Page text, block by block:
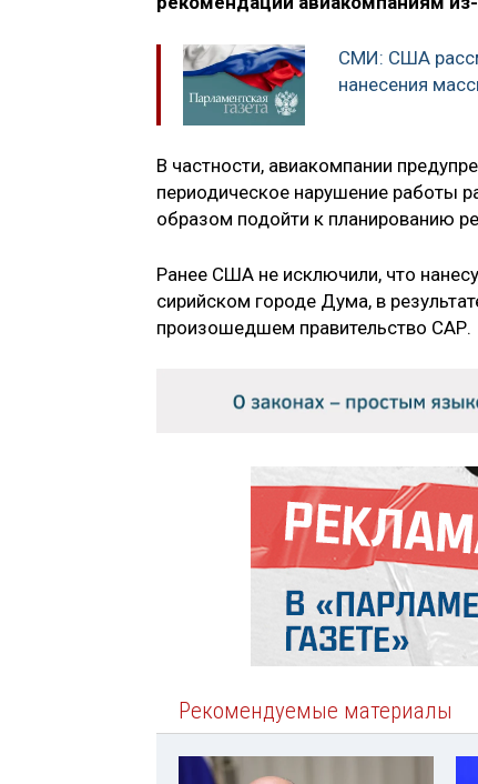
СМИ: США
нанесения
В частности, авиакомпании
периодическое нарушение работы
образом подойти к планированию
Ранее США не исключили, что
сирийском городе Дума, в
произошедшем правительство САР.
Рекомендуемые материалы